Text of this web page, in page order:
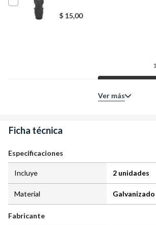
$ 15,00
1
para tu
Ver más
Ficha técnica
Especificaciones
Incluye 2 unidades
Material Galvanizado
Fabricante